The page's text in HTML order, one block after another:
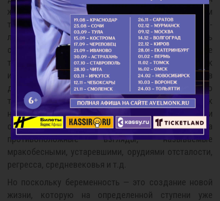
женщина имеет право сама распоряжаться своим
телом и что непозволительно вмешиваться кому-
либо третьему, человеку или группе лиц, и решать
столь личностный вопрос: определять намерения ее
тела. На одной женской демонстрации активисток
инициативного движения за легализацию абортов
демонстрантки скандировали: «Прочь от нашего
тела все законы». И это подкреплялось набором так
называемых прогрессивных мнений и
соответствующей бранью в ответ на
противоположные взгляды, называемые
мракобесными, устаревшими, орудиями отсталости,
регресса, средневековья и т.д.
Но поскольку беременность — это создание новой
жизни, которую на определенной ступени уже